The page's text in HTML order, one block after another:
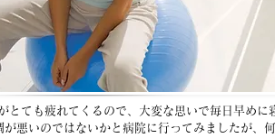
とても疲れてくるので、大変な思いで毎日早めに
が悪いのではないかと病院に行ってみましたが、何